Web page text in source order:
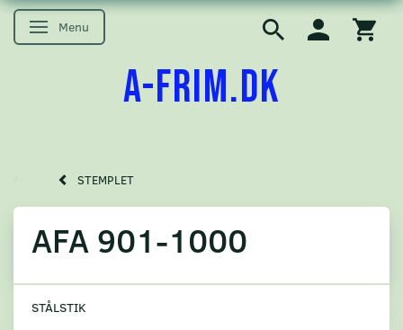
Skifte navigation
Menu
A-FRIM.DK
STEMPLET
AFA 901-1000
STÅLSTIK